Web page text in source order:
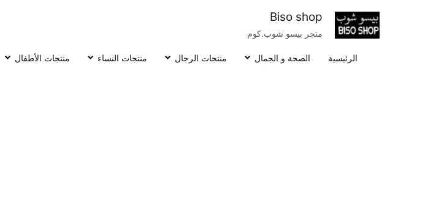
Biso shop
متجر بيسو شوب.كوم
الرئيسية الصحة و الجمال منتجات الرجال منتجات النساء منتجات الأطفال